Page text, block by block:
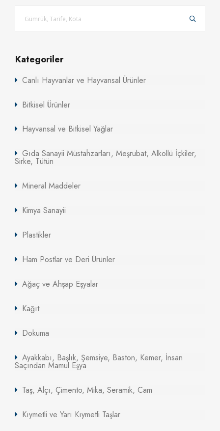
Kategoriler
Canlı Hayvanlar ve Hayvansal Ürünler
Bitkisel Ürünler
Hayvansal ve Bitkisel Yağlar
Gıda Sanayii Müstahzarları, Meşrubat, Alkollü İçkiler,
Sirke, Tütün
Mineral Maddeler
Kimya Sanayii
Plastikler
Ham Postlar ve Deri Ürünler
Ağaç ve Ahşap Eşyalar
Kağıt
Dokuma
Ayakkabı, Başlık, Şemsiye, Baston, Kemer, İnsan
Saçından Mamul Eşya
Taş, Alçı, Çimento, Mika, Seramik, Cam
Kıymetli ve Yarı Kıymetli Taşlar